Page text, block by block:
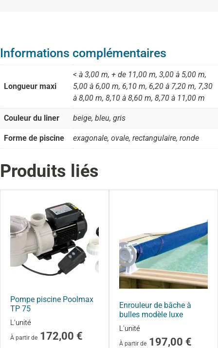
Informations complémentaires
Longueur maxi
< à 3,00 m, + de 11,00 m, 3,00 à 5,00 m,
5,00 à 6,00 m, 6,10 m, 6,20 à 7,20 m, 7,30
à 8,00 m, 8,10 à 8,60 m, 8,70 à 11,00 m
Couleur du liner beige, bleu, gris
Forme de piscine exagonale, ovale, rectangulaire, ronde
Produits liés
Pompe piscine Poolmax
TP 75
L'unité
À partir de 172,00 €
Enrouleur de bâche à
bulles modèle luxe
L'unité
À partir de 197,00 €